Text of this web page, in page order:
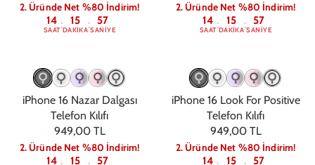
2. Üründe Net %80 İndirim!
14
SAAT: 15
DAKIKA: 56
SANIYE
2. Üründe Net %80 İndirim!
14
SAAT: 15
DAKIKA: 56
SANIYE
iPhone 16 Nazar Dalgası
Telefon Kılıfı
949,00 TL
2. Üründe Net %80 İndirim!
14 15 56
iPhone 16 Look For Positive
Telefon Kılıfı
949,00 TL
2. Üründe Net %80 İndirim!
14 15 56